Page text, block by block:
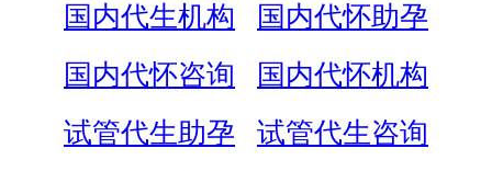
国内代生机构
国内代怀助孕
国内代怀咨询
国内代怀机构
试管代生助孕
试管代生咨询